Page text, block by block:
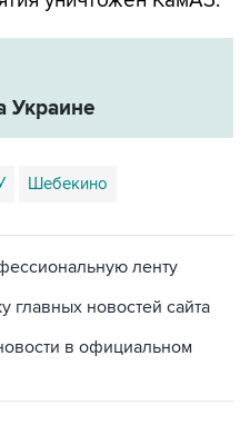
Украине
Шебекино
ленту
главных новостей сайта
в официальном